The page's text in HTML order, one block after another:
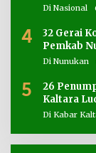
Di Nasional
4
32 Gerai
Pemkab
Di Nunukan
5
26
Kaltara
Di Kabar